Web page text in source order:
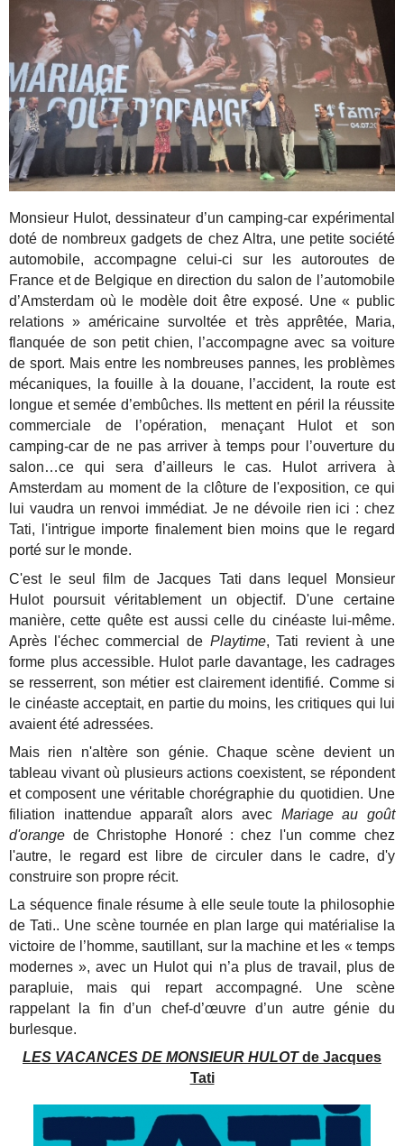
Monsieur Hulot, dessinateur d’un camping-car expérimental
doté de nombreux gadgets de chez Altra, une petite société
automobile, accompagne celui-ci sur les autoroutes de
France et de Belgique en direction du salon de l’automobile
d’Amsterdam où le modèle doit être exposé. Une « public
relations » américaine survoltée et très apprêtée, Maria,
flanquée de son petit chien, l’accompagne avec sa voiture
de sport. Mais entre les nombreuses pannes, les problèmes
mécaniques, la fouille à la douane, l’accident, la route est
longue et semée d’embûches. Ils mettent en péril la réussite
commerciale de l’opération, menaçant Hulot et son
camping-car de ne pas arriver à temps pour l’ouverture du
salon…ce qui sera d’ailleurs le cas. Hulot arrivera à
Amsterdam au moment de la clôture de l'exposition, ce qui
lui vaudra un renvoi immédiat. Je ne dévoile rien ici : chez
Tati, l'intrigue importe finalement bien moins que le regard
porté sur le monde.
C'est le seul film de Jacques Tati dans lequel Monsieur
Hulot poursuit véritablement un objectif. D'une certaine
manière, cette quête est aussi celle du cinéaste lui-même.
Après l'échec commercial de Playtime, Tati revient à une
forme plus accessible. Hulot parle davantage, les cadrages
se resserrent, son métier est clairement identifié. Comme si
le cinéaste acceptait, en partie du moins, les critiques qui lui
avaient été adressées.
Mais rien n'altère son génie. Chaque scène devient un
tableau vivant où plusieurs actions coexistent, se répondent
et composent une véritable chorégraphie du quotidien. Une
filiation inattendue apparaît alors avec Mariage au goût
d'orange de Christophe Honoré : chez l'un comme chez
l'autre, le regard est libre de circuler dans le cadre, d'y
construire son propre récit.
La séquence finale résume à elle seule toute la philosophie
de Tati.. Une scène tournée en plan large qui matérialise la
victoire de l’homme, sautillant, sur la machine et les « temps
modernes », avec un Hulot qui n’a plus de travail, plus de
parapluie, mais qui repart accompagné. Une scène
rappelant la fin d’un chef-d’œuvre d’un autre génie du
burlesque.
LES VACANCES DE MONSIEUR HULOTde Jacques
Tati